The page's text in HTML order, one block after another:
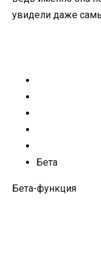
увидели даже
Бета
Бета-функция